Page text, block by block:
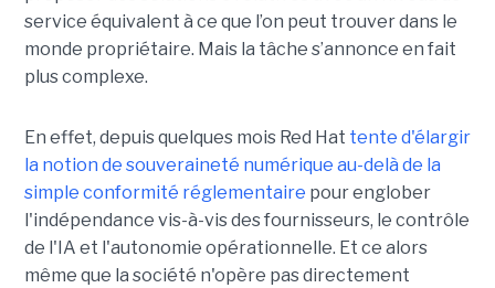
service équivalent à ce que l’on peut trouver dans le
monde propriétaire. Mais la tâche s’annonce en fait
plus complexe.
En effet, depuis quelques mois Red Hat tente d'élargir
la notion de souveraineté numérique au-delà de la
simple conformité réglementaire pour englober
l'indépendance vis-à-vis des fournisseurs, le contrôle
de l'IA et l'autonomie opérationnelle. Et ce alors
même que la société n'opère pas directement